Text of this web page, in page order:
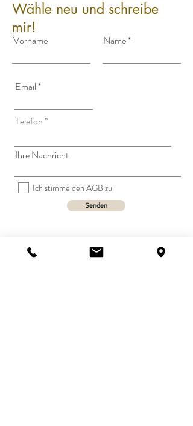
Wähle neu und schreibe
mir!
Vorname Name
Email
Telefon
Ihre Nachricht
Ich stimme den AGB zu
Senden